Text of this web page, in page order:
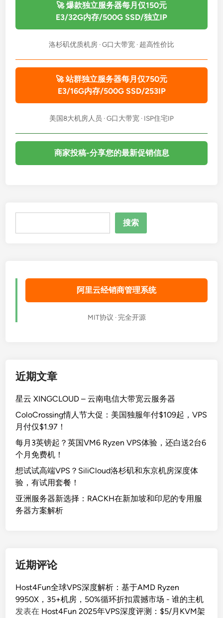
🚀 爆款独立服务器每月仅150元
E3/32G内存/500G SSD/独立IP
洛杉矶优质机房 · G口大带宽 · 超高性价比
🚀 站群独立服务器每月仅750元
E3/16G内存/500G SSD/253IP
美国8大机房人员 · G口大带宽 · ISP住宅IP
商家投稿-分享您的最新促销信息
搜索
阿里云经销商管理系统
MIT协议 · 完全开源
近期文章
星云 XINGCLOUD – 云南电信大带宽云服务器
ColoCrossing情人节大促：美国独服年付$109起，VPS
月付仅$1.97！
每月3英镑起？英国VM6 Ryzen VPS体验，还白送2台6
个月免费机！
想试试高端VPS？SiliCloud洛杉矶和东京机房深度体
验，有试用套餐！
亚洲服务器新选择：RACKH在新加坡和印尼的专用服
务器方案解析
近期评论
Host4Fun全球VPS深度解析：基于AMD Ryzen
9950X，35+机房，50%循环折扣震撼市场 - 谁的主机
发表在 Host4Fun 2025年VPS深度评测：$5/月KVM架